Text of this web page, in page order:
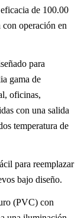
de 100.00
operación en
para
gama de
oficinas,
con una salida
temperatura de
para reemplazar
bajo diseño.
(PVC) con